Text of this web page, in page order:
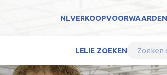
NLVERKOOPVOORWAARDEN
LELIE ZOEKEN